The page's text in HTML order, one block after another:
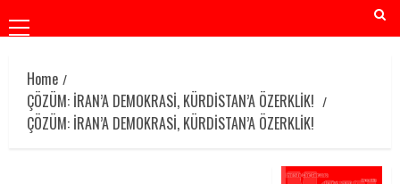
Primary
Menu
Home
ÇÖZÜM: İRAN’A DEMOKRASİ, KÜRDİSTAN’A ÖZERKLİK!
ÇÖZÜM: İRAN’A DEMOKRASİ, KÜRDİSTAN’A ÖZERKLİK!